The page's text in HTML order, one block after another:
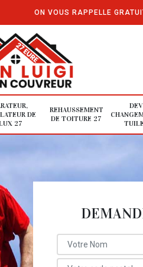
ON VOUS RAPPELLE
DE
27
REHAUSSEMENT
DE TOITURE 27